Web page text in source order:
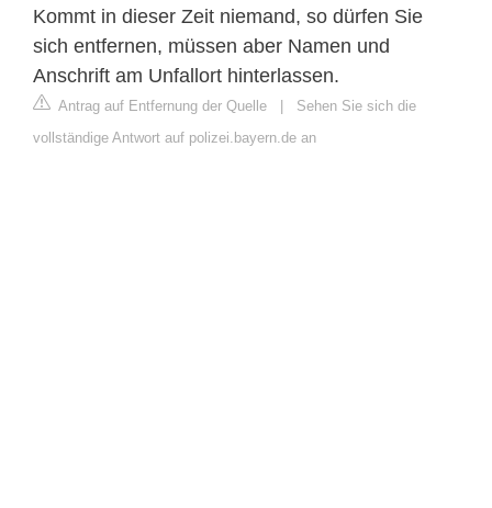
Kommt in dieser Zeit niemand, so dürfen Sie
sich entfernen, müssen aber Namen und
Anschrift am Unfallort hinterlassen.
Antrag auf Entfernung der Quelle
Sehen Sie sich die
vollständige Antwort auf polizei.bayern.de an